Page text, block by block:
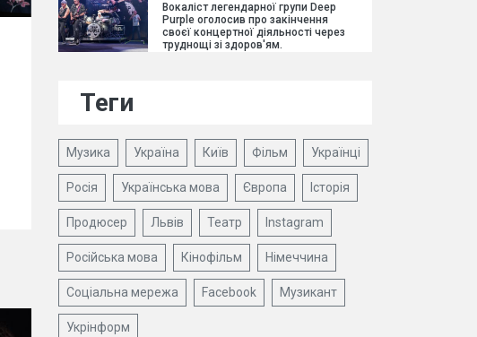
Вокаліст легендарної групи Deep
Purple оголосив про закінчення
своєї концертної діяльності через
труднощі зі здоров'ям.
Теги
Музика Україна Київ Фільм Українці
Росія Українська мова Європа Історія
Продюсер Львів Театр Instagram
Російська мова Кінофільм Німеччина
Соціальна мережа Facebook Музикант
Укрінформ